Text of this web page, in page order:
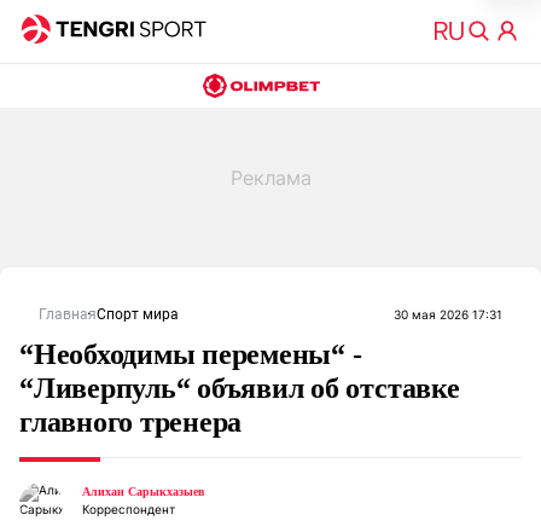
ГлавнаяСпорт мира 30 мая 2026 17:31
“Необходимы перемены“ -
“Ливерпуль“ объявил об отставке
главного тренера
Алихан Сарыкхазыев
Корреспондент